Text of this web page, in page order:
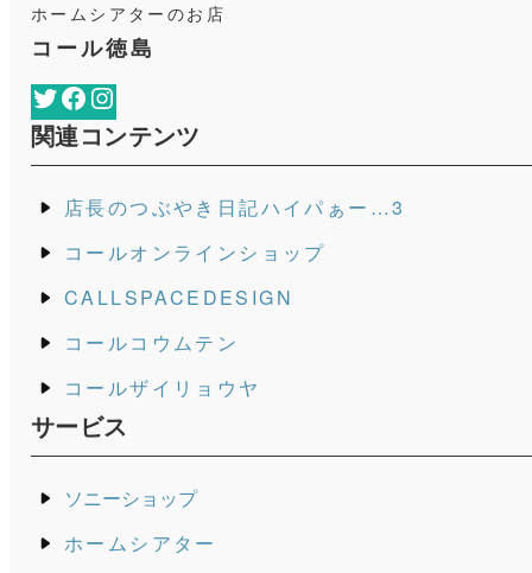
ホームシアターのお店
コール徳島
TwitterFacebook
関連コンテンツ
店長のつぶやき日記ハイパぁー…3
コールオンラインショップ
CALLSPACEDESIGN
コールコウムテン
コールザイリョウヤ
サービス
ソニーショップ
ホームシアター